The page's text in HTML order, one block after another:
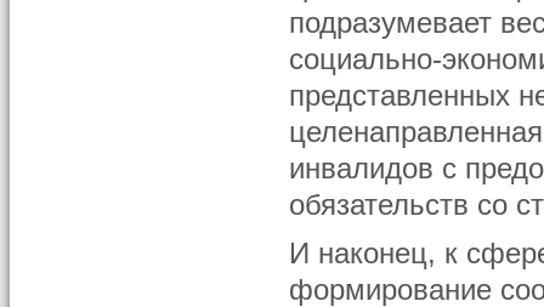
подразумевает
социально-
представленных
инвалидов с
обязательств со
И наконец, к
формирование